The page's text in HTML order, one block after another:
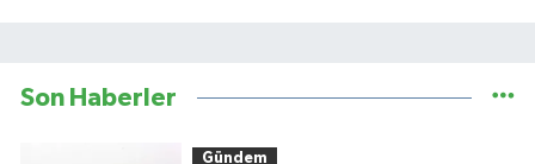
Son Haberler
Gündem